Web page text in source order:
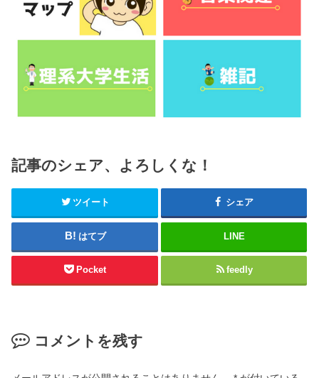
記事のシェア、よろしくな！
ツイート シェア
はてブ LINE
Pocket feedly
コメントを残す